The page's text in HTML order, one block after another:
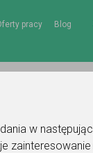
w
pracy Blog